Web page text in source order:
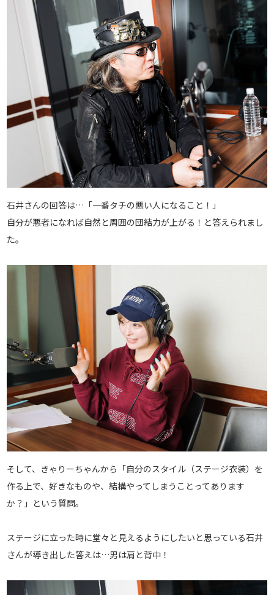
石井さんの回答は…「一番タチの悪い人になること！」
自分が悪者になれば自然と周囲の団結力が上がる！と答えられまし
た。
そして、きゃりーちゃんから「自分のスタイル（ステージ衣装）を
作る上で、好きなものや、結構やってしまうことってあります
か？」という質問。
ステージに立った時に堂々と見えるようにしたいと思っている石井
さんが導き出した答えは…男は肩と背中！